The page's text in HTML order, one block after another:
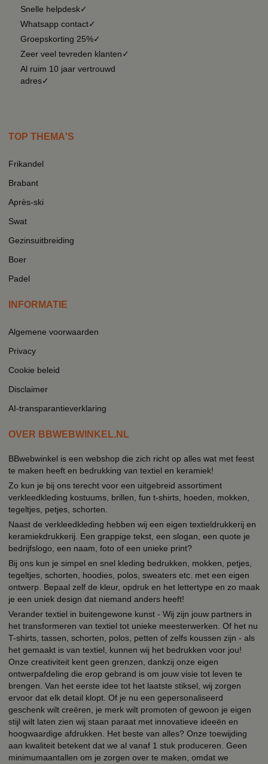
Snelle helpdesk✓
Whatsapp contact✓
Groepskorting 25%✓
Zeer veel tevreden klanten✓
Al ruim 10 jaar vertrouwd
adres✓
TOP THEMA'S
Frikandel
Brabant
Après-ski
Swat
Gezinsuitbreiding
Boer
Padel
INFORMATIE
Algemene voorwaarden
Privacy
Cookie beleid
Disclaimer
AI-transparantieverklaring
OVER BBWEBWINKEL.NL
BBwebwinkel is een webshop die zich richt op alles wat met feest
te maken heeft en bedrukking van textiel en keramiek!
Zo kun je bij ons terecht voor een uitgebreid assortiment
verkleedkleding kostuums, brillen, fun t-shirts, hoeden, mokken,
tegeltjes, petjes, schorten.
Naast de verkleedkleding hebben wij een eigen textieldrukkerij en
keramiekdrukkerij. Een grappige tekst, een slogan, een quote je
bedrijfslogo, een naam, foto of een unieke print?
Bij ons kun je simpel en snel kleding bedrukken, mokken, petjes,
tegeltjes, schorten, hoodies, polos, sweaters etc. met een eigen
ontwerp. Bepaal zelf de kleur, opdruk en het lettertype en zo maak
je een uniek design dat niemand anders heeft!
Verander textiel in buitengewone kunst - Wij zijn jouw partners in
het transformeren van textiel tot unieke meesterwerken. Of het nu
T-shirts, tassen, schorten, polos, petten of zelfs koussen zijn - als
het gemaakt is van textiel, kunnen wij het bedrukken voor jou!
Onze creativiteit kent geen grenzen, dankzij onze eigen
ontwerpafdeling die erop gebrand is om jouw visie tot leven te
brengen. Van het eerste idee tot het laatste stiksel, wij zorgen
ervoor dat elk detail klopt. Of je nu een gepersonaliseerd
geschenk wilt creëren, je merk wilt promoten of gewoon je eigen
stijl wilt laten zien wij staan paraat met innovatieve ideeën en
hoogwaardige afdrukken. Het beste van alles? Onze toewijding
aan kwaliteit betekent dat we al vanaf 1 stuk produceren. Geen
minimumaantallen om je zorgen over te maken, omdat we